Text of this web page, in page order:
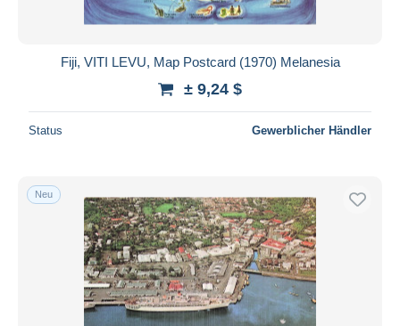
Fiji, VITI LEVU, Map Postcard (1970) Melanesia
± 9,24 $
Status Gewerblicher Händler
Neu